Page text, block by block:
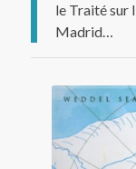
le Traité sur
Madrid…